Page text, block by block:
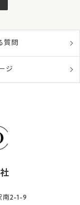
質問
ジ
南2-1-9